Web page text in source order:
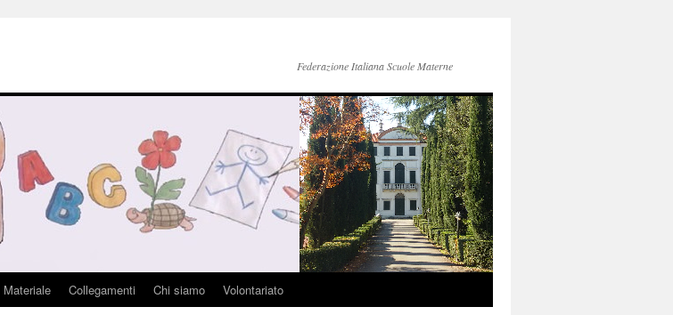
Federazione Italiana Scuole Materne
Materiale Collegamenti Chi siamo Volontariato